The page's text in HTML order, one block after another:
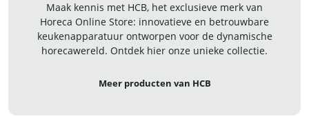
Maak kennis met HCB, het exclusieve merk van
Horeca Online Store: innovatieve en betrouwbare
keukenapparatuur ontworpen voor de dynamische
horecawereld. Ontdek hier onze unieke collectie.
Meer producten van HCB